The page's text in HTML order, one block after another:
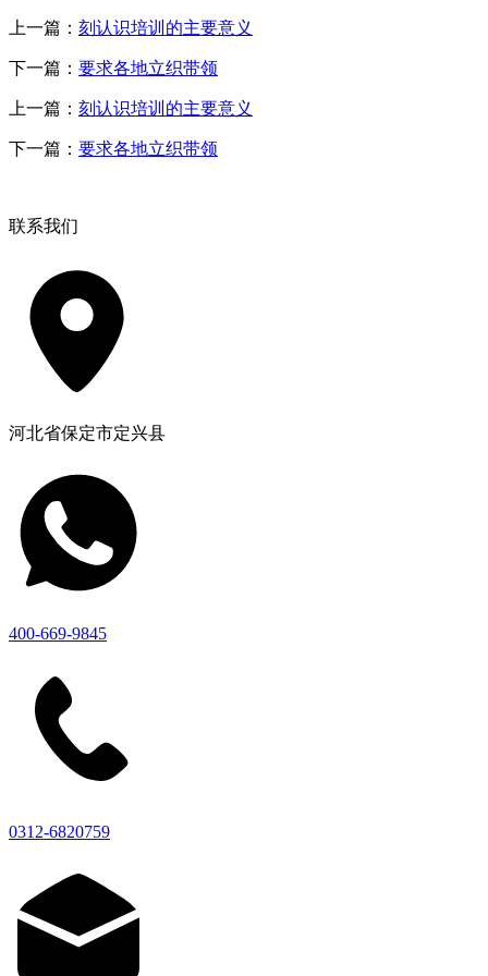
上一篇： 刻认识培训的主要意义
下一篇： 要求各地立织带领
上一篇： 刻认识培训的主要意义
下一篇： 要求各地立织带领
联系我们
河北省保定市定兴县
400-669-9845
0312-6820759